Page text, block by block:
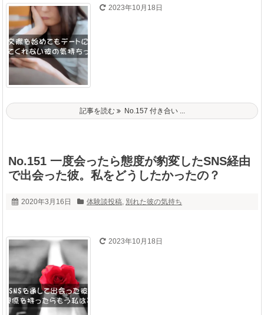
2023年10月18日
記事を読む No.157 付き合い ...
No.151 一度会ったら態度が豹変したSNS経由
で出会った彼。私をどうしたかったの？
2020年3月16日 体験談投稿, 別れた彼の気持ち
2023年10月18日